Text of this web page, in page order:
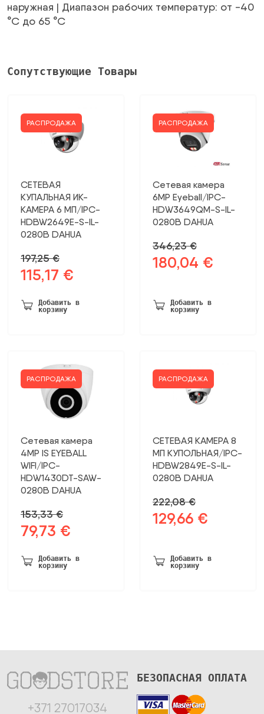
наружная | Диапазон рабочих температур: от -40
°C до 65 °C
Сопутствующие Товары
РАСПРОДАЖА
СЕТЕВАЯ
КУПАЛЬНАЯ ИК-
КАМЕРА 6 МП/IPC-
HDBW2649E-S-IL-
0280B DAHUA
197,25€
Первоначальная
была:
197,25 €.
115,17 €
115,17 €.
Добавить в
корзину
РАСПРОДАЖА
Сетевая камера
6MP Eyeball/IPC-
HDW3649QM-S-IL-
0280B DAHUA
346,23€
Первоначальная
346,23 €.
180,04 €
Добавить в
корзину
РАСПРОДАЖА
Сетевая камера
4MP IS EYEBALL
WIFI/IPC-
HDW1430DT-SAW-
0280B DAHUA
153,33€
Первоначальная
была:
153,33 €.
79,73 €
79,73 €.
Добавить в
корзину
РАСПРОДАЖА
СЕТЕВАЯ КАМЕРА 8
МП КУПОЛЬНАЯ/IPC-
HDBW2849E-S-IL-
0280B DAHUA
222,08€
Первоначальная
222,08 €.
129,66 €
Добавить в
корзину
+371 27017034
БЕЗОПАСНАЯ ОПЛАТА